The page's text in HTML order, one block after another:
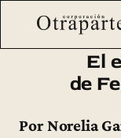
Saltar
Otraparte.org
El
de
Por Norelia